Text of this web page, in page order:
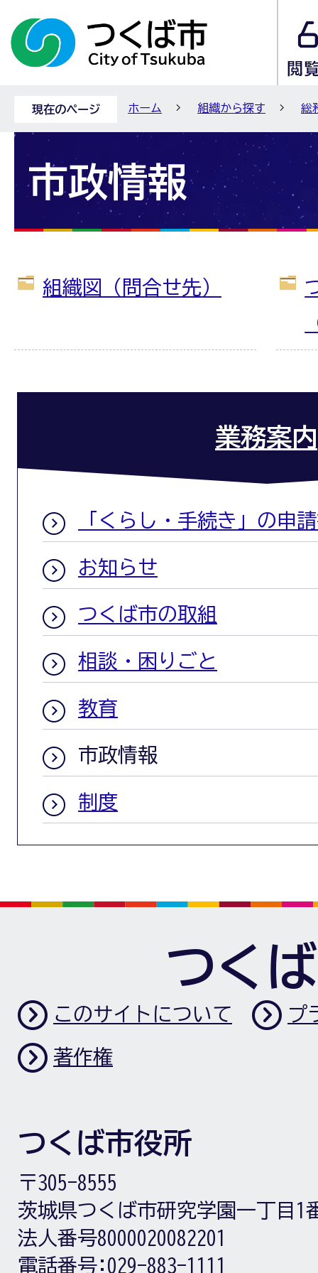
現在のページ ホーム 組織から探す 総
市政情報
組織図（問合せ先）
業務案内
「くらし・手続き」の申
お知らせ
つくば市の取組
相談・困りごと
教育
市政情報
制度
つく
このサイトについて プ
著作権
つくば市役所
〒305-8555
茨城県つくば市研究学園一丁目1
法人番号8000020082201
電話番号: 029-883-1111